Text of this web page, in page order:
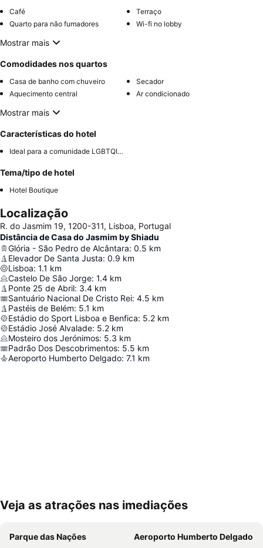
Café
Terraço
Quarto para não fumadores
Wi-fi no lobby
Mostrar mais
Comodidades nos quartos
Casa de banho com chuveiro
Secador
Aquecimento central
Ar condicionado
Mostrar mais
Características do hotel
Ideal para a comunidade LGBTQIA+
Tema/tipo de hotel
Hotel Boutique
Localização
R. do Jasmim 19, 1200-311, Lisboa, Portugal
Distância de Casa do Jasmim by Shiadu
Glória - São Pedro de Alcântara: 0.5 km
Elevador De Santa Justa: 0.9 km
Lisboa: 1.1 km
Castelo De São Jorge: 1.4 km
Ponte 25 de Abril: 3.4 km
Santuário Nacional De Cristo Rei: 4.5 km
Pastéis de Belém: 5.1 km
Estádio do Sport Lisboa e Benfica: 5.2 km
Estádio José Alvalade: 5.2 km
Mosteiro dos Jerónimos: 5.3 km
Padrão Dos Descobrimentos: 5.5 km
Aeroporto Humberto Delgado: 7.1 km
Ampliar mapa
Veja as atrações nas imediações
Parque das Nações
Aeroporto Humberto Delgado